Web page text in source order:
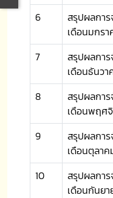
6
สรุปผลกา
เดือนมกร
7
สรุปผลกา
เดือนธันว
8
สรุปผลกา
เดือนพฤศ
9
สรุปผลกา
เดือนตุลา
10
สรุปผลกา
เดือนกันย